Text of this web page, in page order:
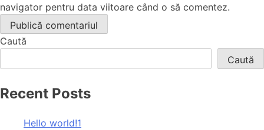
navigator pentru data viitoare când o să comentez.
Caută
Caută
Recent Posts
Hello world!1